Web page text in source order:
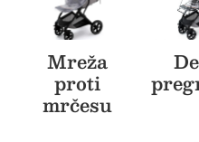
Mreža
proti
mrčesu